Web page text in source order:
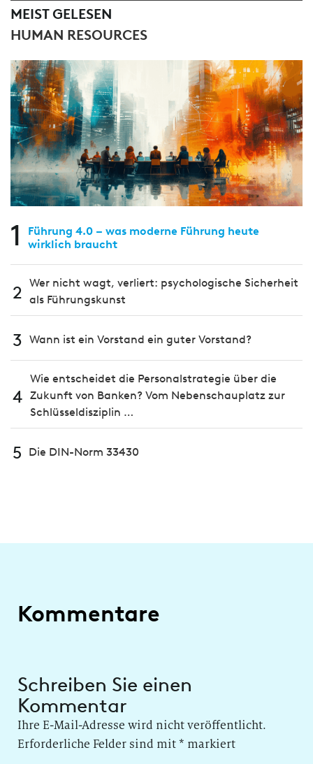
MEIST GELESEN
HUMAN RESOURCES
1
Führung 4.0 – was moderne Führung heute
wirklich braucht
2 Wer nicht wagt, verliert: psychologische Sicherheit
als Führungskunst
3 Wann ist ein Vorstand ein guter Vorstand?
4
Wie entscheidet die Personalstrategie über die
Zukunft von Banken? Vom Nebenschauplatz zur
Schlüsseldisziplin …
5 Die DIN-Norm 33430
Kommentare
Schreiben Sie einen
Kommentar
Ihre E-Mail-Adresse wird nicht veröffentlicht.
Erforderliche Felder sind mit* markiert